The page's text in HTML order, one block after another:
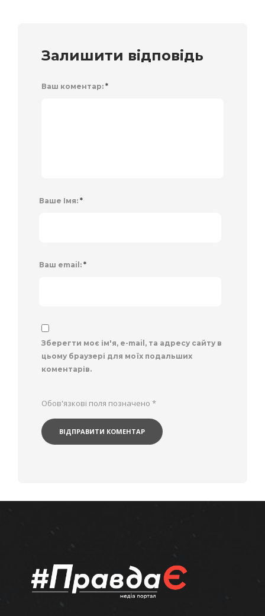
Залишити відповідь
Ваш коментар: *
Ваше Імя: *
Ваш email: *
Зберегти моє ім'я, e-mail, та адресу сайту в
цьому браузері для моїх подальших
коментарів.
Обов'язкові поля позначено *